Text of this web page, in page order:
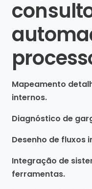
Mapeamento
internos.
Diagnóstico de
Desenho de fluxos
Integração de
ferramentas.